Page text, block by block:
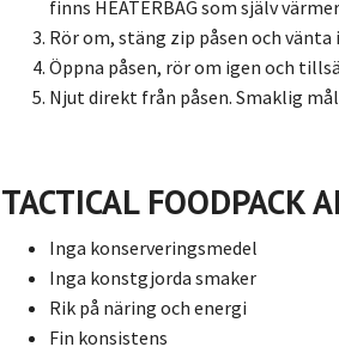
finns HEATERBAG som själv
Rör om, stäng zip påsen och vänta
Öppna påsen, rör om igen och
Njut direkt från påsen. Smaklig
TACTICAL FOODPACK
Inga konserveringsmedel
Inga konstgjorda smaker
Rik på näring och energi
Fin konsistens